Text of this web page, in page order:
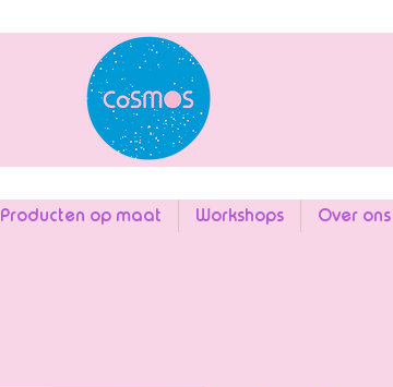
Producten op maat Workshops Over ons